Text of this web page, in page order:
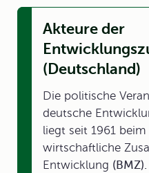
Akteure der
(Deutschland)
Die politische
deutsche
liegt seit 1961
wirtschaftliche
Entwicklung (BMZ).